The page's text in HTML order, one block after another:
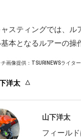
スティングでは、ル
本となるルアーの操
チ画像提供：TSURINEWSライター
洋太
山下洋太
フィール